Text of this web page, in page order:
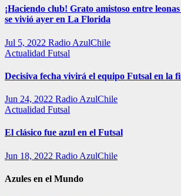
¡Haciendo club! Grato amistoso entre
se vivió ayer en La Florida
Jul 5, 2022 Radio AzulChile
Actualidad Futsal
Decisiva fecha vivirá el equipo Futsal en la
Jun 24, 2022 Radio AzulChile
Actualidad Futsal
El clásico fue azul en el Futsal
Jun 18, 2022 Radio AzulChile
Azules en el Mundo